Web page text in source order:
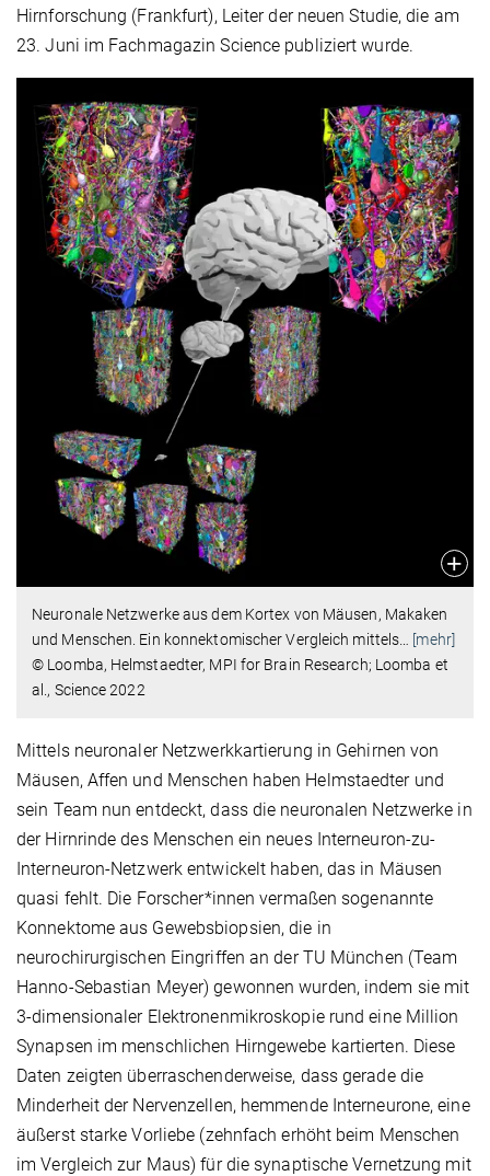
Hirnforschung (Frankfurt), Leiter der neuen Studie, die am
23. Juni im Fachmagazin Science publiziert wurde.
Neuronale Netzwerke aus dem Kortex von Mäusen, Makaken
und Menschen. Ein konnektomischer Vergleich mittels
[mehr]
© Loomba, Helmstaedter, MPI for Brain Research; Loomba et
al., Science 2022
Mittels neuronaler Netzwerkkartierung in Gehirnen von
Mäusen, Affen und Menschen haben Helmstaedter und
sein Team nun entdeckt, dass die neuronalen Netzwerke in
der Hirnrinde des Menschen ein neues Interneuron-zu-
Interneuron-Netzwerk entwickelt haben, das in Mäusen
quasi fehlt. Die Forscher*innen vermaßen sogenannte
Konnektome aus Gewebsbiopsien, die in
neurochirurgischen Eingriffen an der TU München (Team
Hanno-Sebastian Meyer) gewonnen wurden, indem sie mit
3-dimensionaler Elektronenmikroskopie rund eine Million
Synapsen im menschlichen Hirngewebe kartierten. Diese
Daten zeigten überraschenderweise, dass gerade die
Minderheit der Nervenzellen, hemmende Interneurone, eine
äußerst starke Vorliebe (zehnfach erhöht beim Menschen
im Vergleich zur Maus) für die synaptische Vernetzung mit